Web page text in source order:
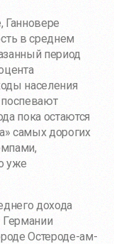
Ганновере
в среднем
период
населения
пока остаются
самых дорогих
уже
дохода
Остероде-ам-